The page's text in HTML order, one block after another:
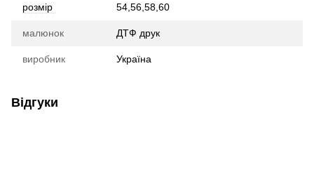
розмір 54,56,58,60
малюнок ДТФ друк
виробник Україна
Відгуки